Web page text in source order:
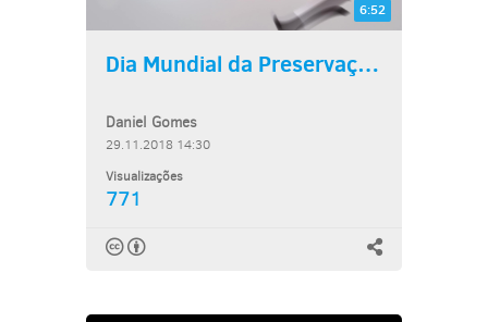
6:52
Dia Mundial da Preservação...
Daniel Gomes
29.11.2018 14:30
Visualizações
771